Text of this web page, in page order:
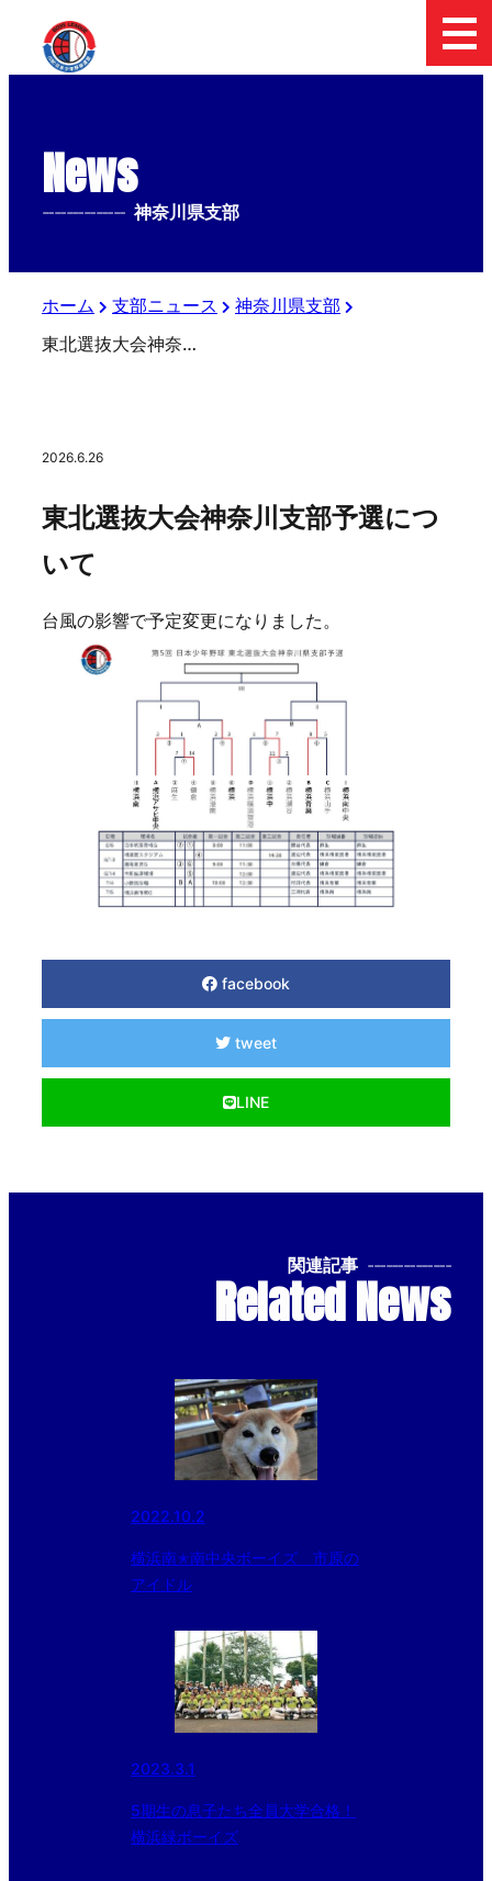
News
-------------- 神奈川県支部
ホーム 支部ニュース
神奈川県支部
東北選抜大会神奈川支部予選について
2026.6.26
東北選抜大会神奈川支部予選につ
いて
台風の影響で予定変更になりました。
facebook
tweet
LINE
関連記事 --------------
Related News
2022.10.2
横浜南✭南中央ボーイズ 市原の
アイドル
2023.3.1
5期生の息子たち全員大学合格！
横浜緑ボーイズ